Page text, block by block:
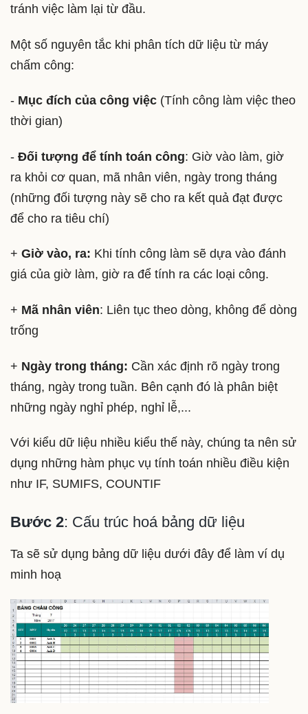
tránh việc làm lại từ đầu.
Một số nguyên tắc khi phân tích dữ liệu từ máy
chấm công:
- Mục đích của công việc (Tính công làm việc theo
thời gian)
- Đối tượng để tính toán công: Giờ vào làm, giờ
ra khỏi cơ quan, mã nhân viên, ngày trong tháng
(những đối tượng này sẽ cho ra kết quả đạt được
để cho ra tiêu chí)
+ Giờ vào, ra: Khi tính công làm sẽ dựa vào đánh
giá của giờ làm, giờ ra để tính ra các loại công.
+ Mã nhân viên: Liên tục theo dòng, không để dòng
trống
+ Ngày trong tháng: Cần xác định rõ ngày trong
tháng, ngày trong tuần. Bên cạnh đó là phân biệt
những ngày nghỉ phép, nghỉ lễ,...
Với kiểu dữ liệu nhiều kiểu thế này, chúng ta nên sử
dụng những hàm phục vụ tính toán nhiều điều kiện
như IF, SUMIFS, COUNTIF
Bước 2: Cấu trúc hoá bảng dữ liệu
Ta sẽ sử dụng bảng dữ liệu dưới đây để làm ví dụ
minh hoạ